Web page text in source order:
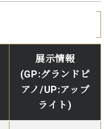
展示情報
(GP:グランドピ
アノ/UP:アップ
ライト)